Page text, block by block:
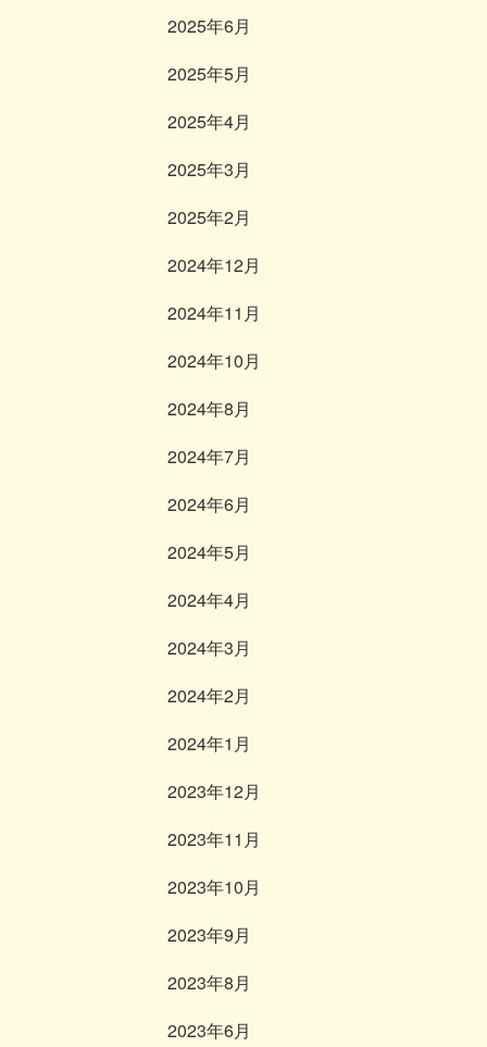
2025年6月
2025年5月
2025年4月
2025年3月
2025年2月
2024年12月
2024年11月
2024年10月
2024年8月
2024年7月
2024年6月
2024年5月
2024年4月
2024年3月
2024年2月
2024年1月
2023年12月
2023年11月
2023年10月
2023年9月
2023年8月
2023年6月